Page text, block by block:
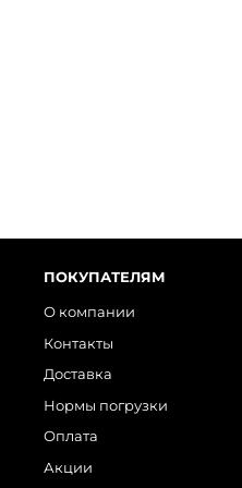
ПОКУПАТЕЛЯМ
О компании
Контакты
Доставка
Нормы погрузки
Оплата
Акции